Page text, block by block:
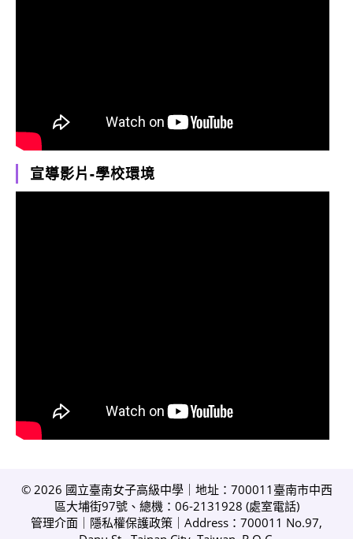
宣導影片-學校環境
© 2026 國立臺南女子高級中學｜地址：700011臺南市中西
區大埔街97號、總機：06-2131928 (處室電話)
管理介面
隱私權保護政策 ｜Address：700011 No.97,